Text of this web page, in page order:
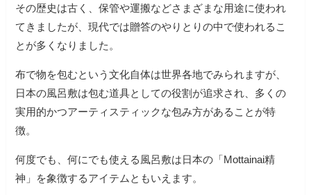
その歴史は古く、保管や運搬などさまざまな用途に使われ
てきましたが、現代では贈答のやりとりの中で使われるこ
とが多くなりました。
布で物を包むという文化自体は世界各地でみられますが、
日本の風呂敷は包む道具としての役割が追求され、多くの
実用的かつアーティスティックな包み方があることが特
徴。
何度でも、何にでも使える風呂敷は日本の「Mottainai精
神」を象徴するアイテムともいえます。